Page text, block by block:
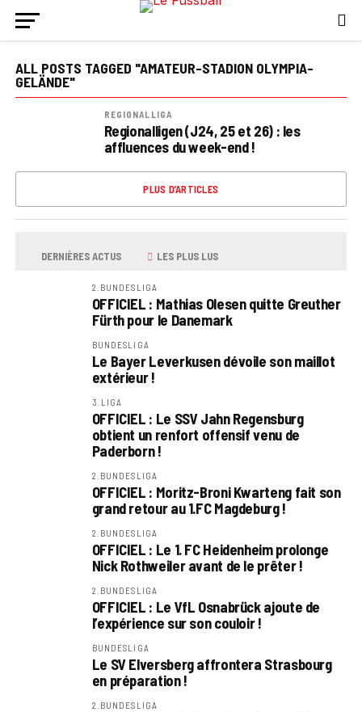
ALL POSTS TAGGED "AMATEUR-STADION OLYMPIA-
GELÄNDE"
REGIONALLIGA
Regionalligen (J24, 25 et 26) : les
affluences du week-end !
PLUS D’ARTICLES
DERNIÈRES ACTUS LES PLUS LUS
2.BUNDESLIGA
OFFICIEL : Mathias Olesen quitte Greuther
Fürth pour le Danemark
BUNDESLIGA
Le Bayer Leverkusen dévoile son maillot
extérieur !
3.LIGA
OFFICIEL : Le SSV Jahn Regensburg
obtient un renfort offensif venu de
Paderborn !
2.BUNDESLIGA
OFFICIEL : Moritz-Broni Kwarteng fait son
grand retour au 1.FC Magdeburg !
2.BUNDESLIGA
OFFICIEL : Le 1. FC Heidenheim prolonge
Nick Rothweiler avant de le prêter !
2.BUNDESLIGA
OFFICIEL : Le VfL Osnabrück ajoute de
l’expérience sur son couloir !
BUNDESLIGA
Le SV Elversberg affrontera Strasbourg
en préparation !
2.BUNDESLIGA